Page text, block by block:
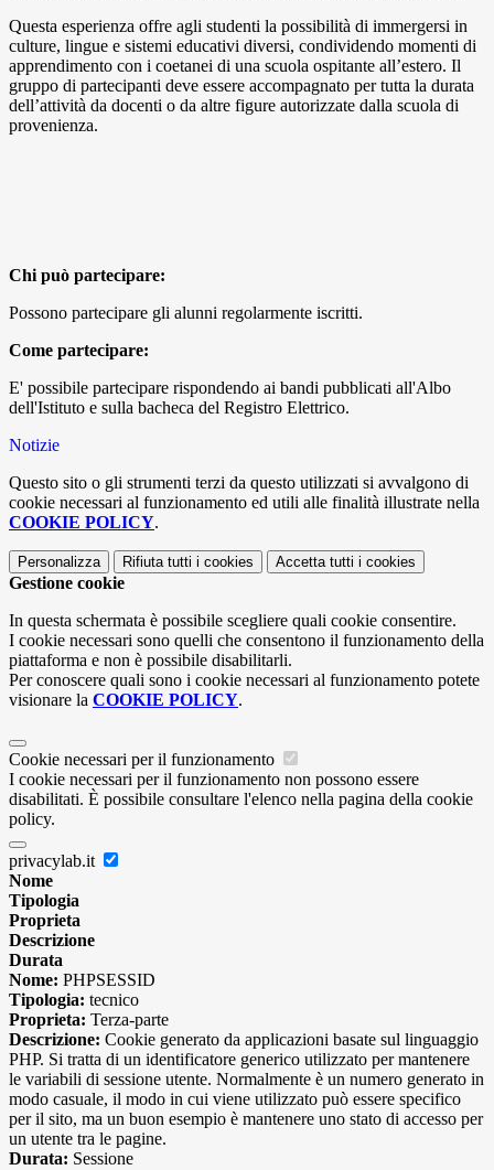
Questa esperienza offre agli studenti la possibilità di immergersi in
culture, lingue e sistemi educativi diversi, condividendo momenti di
apprendimento con i coetanei di una scuola ospitante all’estero. Il
gruppo di partecipanti deve essere accompagnato per tutta la durata
dell’attività da docenti o da altre figure autorizzate dalla scuola di
provenienza.
Chi può partecipare:
Possono partecipare gli alunni regolarmente iscritti.
Come partecipare:
E' possibile partecipare rispondendo ai bandi pubblicati all'Albo
dell'Istituto e sulla bacheca del Registro Elettrico.
Notizie
Questo sito o gli strumenti terzi da questo utilizzati si avvalgono di
cookie necessari al funzionamento ed utili alle finalità illustrate nella
COOKIE POLICY.
Personalizza Rifiuta tutti i cookies Accetta tutti i cookies
Gestione cookie
In questa schermata è possibile scegliere quali cookie consentire.
I cookie necessari sono quelli che consentono il funzionamento della
piattaforma e non è possibile disabilitarli.
Per conoscere quali sono i cookie necessari al funzionamento potete
visionare la COOKIE POLICY.
Cookie necessari per il funzionamento
I cookie necessari per il funzionamento non possono essere
disabilitati. È possibile consultare l'elenco nella pagina della cookie
policy.
privacylab.it
Nome
Tipologia
Proprieta
Descrizione
Durata
Nome: PHPSESSID
Tipologia: tecnico
Proprieta: Terza-parte
Descrizione: Cookie generato da applicazioni basate sul linguaggio
PHP. Si tratta di un identificatore generico utilizzato per mantenere
le variabili di sessione utente. Normalmente è un numero generato in
modo casuale, il modo in cui viene utilizzato può essere specifico
per il sito, ma un buon esempio è mantenere uno stato di accesso per
un utente tra le pagine.
Durata: Sessione